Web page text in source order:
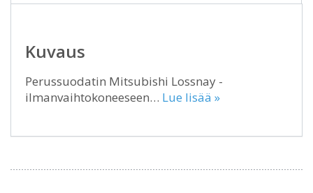
Kuvaus
Perussuodatin Mitsubishi Lossnay -
ilmanvaihtokoneeseen… Lue lisää »